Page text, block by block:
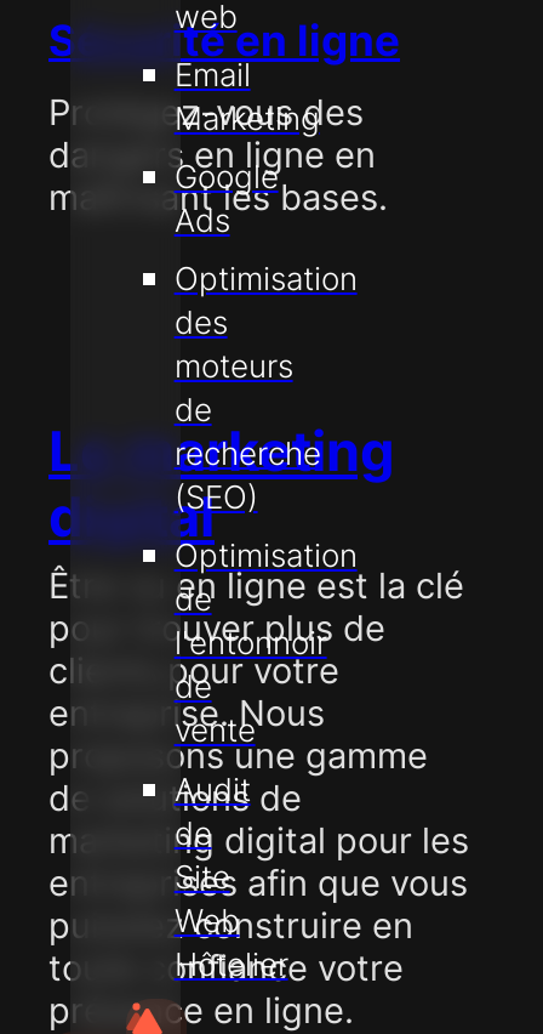
web
Email
Marketing
Google
Ads
Optimisation
des
moteurs
de
recherche
(SEO)
Optimisation
de
l'entonnoir
de
vente
Audit
de
Site
Web
Hôtelier
Sécurité en ligne
Protégez-vous des
dangers en ligne en
maîtrisant les bases.
Le marketing
digital
Être vu en ligne est la clé
pour trouver plus de
clients pour votre
entreprise. Nous
proposons une gamme
de solutions de
marketing digital pour les
entreprises afin que vous
puissiez construire en
toute confiance votre
présence en ligne.